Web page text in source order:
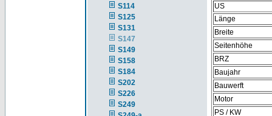
S114
S125
S131
S147
S149
S158
S184
S202
S226
S249
US
Länge
Breite
Seitenhöhe
BRZ
Baujahr
Bauwerft
Motor
PS / KW